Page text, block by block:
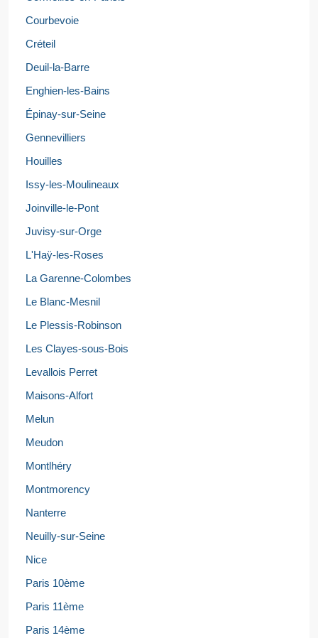
Courbevoie
Créteil
Deuil-la-Barre
Enghien-les-Bains
Épinay-sur-Seine
Gennevilliers
Houilles
Issy-les-Moulineaux
Joinville-le-Pont
Juvisy-sur-Orge
L'Haÿ-les-Roses
La Garenne-Colombes
Le Blanc-Mesnil
Le Plessis-Robinson
Les Clayes-sous-Bois
Levallois Perret
Maisons-Alfort
Melun
Meudon
Montlhéry
Montmorency
Nanterre
Neuilly-sur-Seine
Nice
Paris 10ème
Paris 11ème
Paris 14ème